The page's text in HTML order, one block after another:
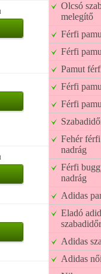
Olcsó
melegítő
Férfi
Férfi
Pamut
Férfi
Férfi
Fehér
nadrág
Férfi
nadrág
Adidas
Eladó
Adidas
Adidas